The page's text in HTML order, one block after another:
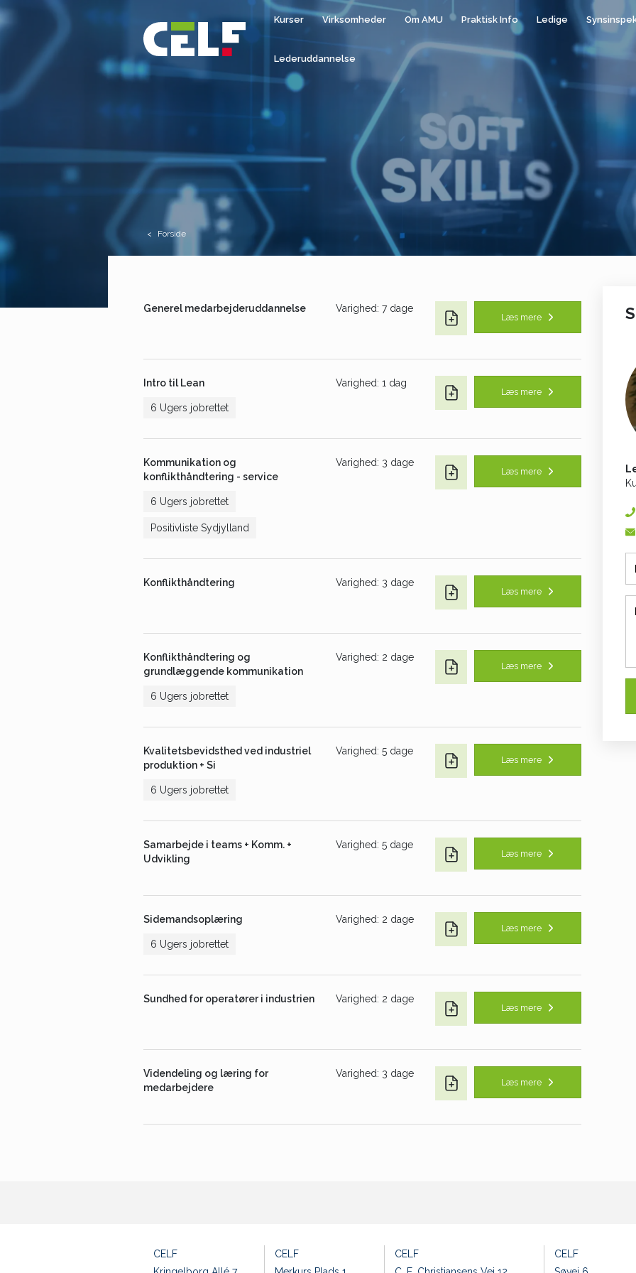
Kurser Virksomheder Om AMU Praktisk Info Ledige
Lederuddannelse
Forside
Generel medarbejderuddannelse
Læs mere
Varighed: 7 dage
Intro til Lean
6 Ugers jobrettet
Læs mere
Varighed: 1 dag
Kommunikation og
konflikthåndtering - service
6 Ugers jobrettet
Positivliste Sydjylland
Læs mere
Varighed: 3 dage
Konflikthåndtering
Læs mere
Varighed: 3 dage
Konflikthåndtering og
grundlæggende kommunikation
6 Ugers jobrettet
Læs mere
Varighed: 2 dage
Kvalitetsbevidsthed ved industriel
produktion + Si
6 Ugers jobrettet
Læs mere
Varighed: 5 dage
Samarbejde i teams + Komm. +
Udvikling
Læs mere
Varighed: 5 dage
Sidemandsoplæring
6 Ugers jobrettet
Læs mere
Varighed: 2 dage
Sundhed for operatører i industrien
Læs mere
Varighed: 2 dage
Videndeling og læring for
medarbejdere
Læs mere
Varighed: 3 dage
CELF
CELF
CELF
CELF